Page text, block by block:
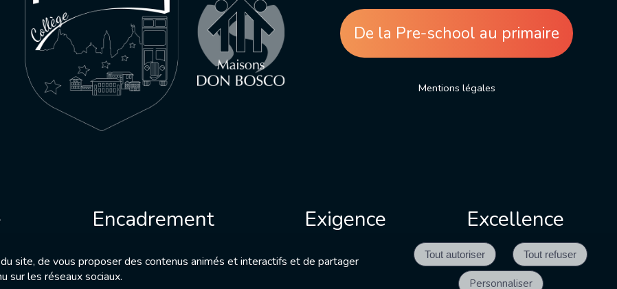
De la Pre-school au primaire
Mentions légales
Encadrement Exigence Excellence
site, de vous proposer des contenus animés et interactifs et de partager
sur les réseaux sociaux.
Personnaliser